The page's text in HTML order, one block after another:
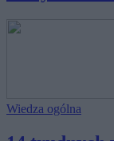
Wiedza ogólna